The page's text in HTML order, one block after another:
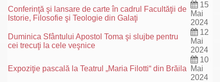
Conferinţă şi lansare de carte în cadrul Facultăţii de
Istorie, Filosofie şi Teologie din Galaţi
15
Mai
2024
Duminica Sfântului Apostol Toma şi slujbe pentru
cei trecuţi la cele veşnice
12
Mai
2024
Expoziţie pascală la Teatrul „Maria Filotti“ din Brăila
10
Mai
2024